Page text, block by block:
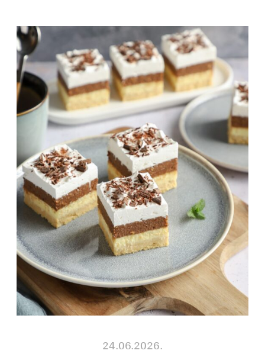
24.06.2026.